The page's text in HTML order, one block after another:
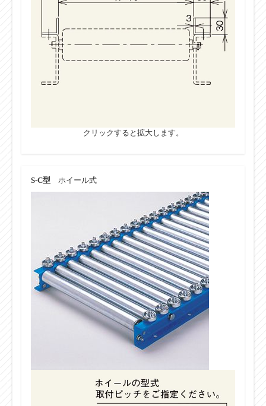
クリックすると拡大します。
S-C型 ホイール式